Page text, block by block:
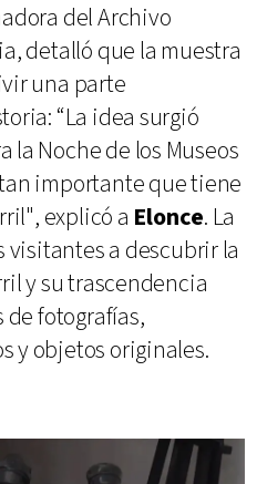
del Archivo
detalló que la muestra
una parte
“La idea surgió
la Noche de los Museos
importante que tiene
explicó a Elonce. La
a descubrir la
y su trascendencia
de fotografías,
y objetos originales.